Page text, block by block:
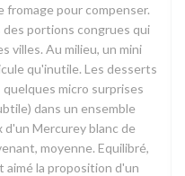
fromage pour compenser.
portions congrues qui
villes. Au milieu, un mini
qu'inutile. Les desserts
micro surprises
dans un ensemble
d'un Mercurey blanc de
moyenne. Equilibré,
aimé la proposition d'un